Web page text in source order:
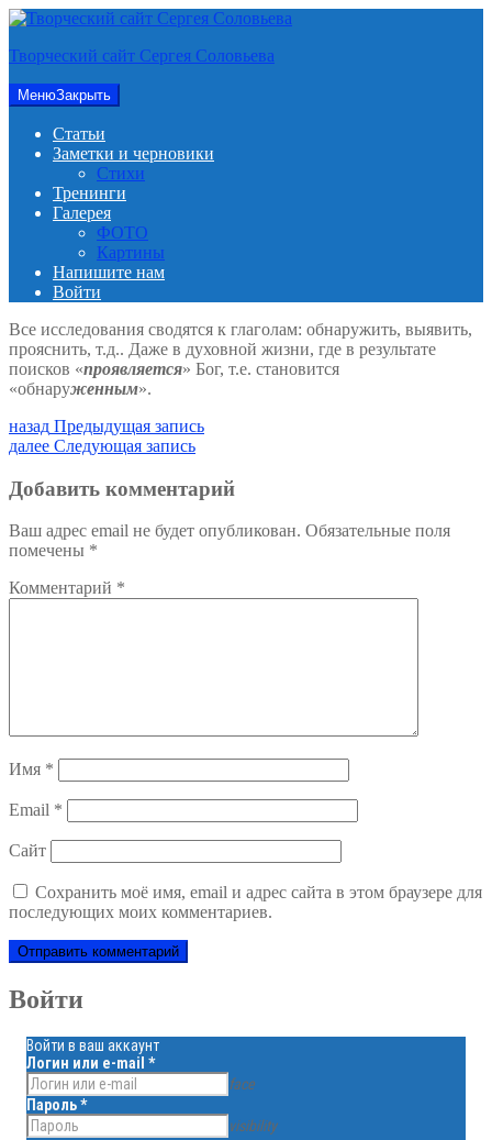
Перейти
содержимому
Творческий сайт Сергея Соловьева
МенюЗакрыть
Статьи
Заметки и черновики
Стихи
Тренинги
Галерея
ФОТО
Картины
Напишите нам
Войти
Все исследования сводятся к глаголам: обнаружить, выявить,
прояснить, т.д.. Даже в духовной жизни, где в результате
поисков «проявляется» Бог, т.е. становится
«обнаруженным».
Навигация
по
записям
назад Предыдущая
запись:
Предыдущая запись
далее Следующая
Следующая запись
Добавить комментарий
Ваш адрес email не будет опубликован. Обязательные поля
помечены *
Комментарий *
Имя *
Email *
Сайт
Сохранить моё имя, email и адрес сайта в этом браузере для
последующих моих комментариев.
Войти
Войти в ваш аккаунт
Логин или e-mail *
face
Пароль*
visibility